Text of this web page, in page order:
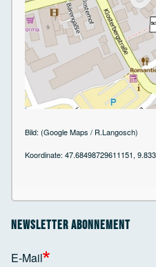
Bild: (Google Maps / R.Langosch)
Koordinate: 47.68498729611151,
Newsletter Abonnement
E-Mail